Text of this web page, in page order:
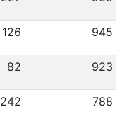
126 945
82 923
242 788